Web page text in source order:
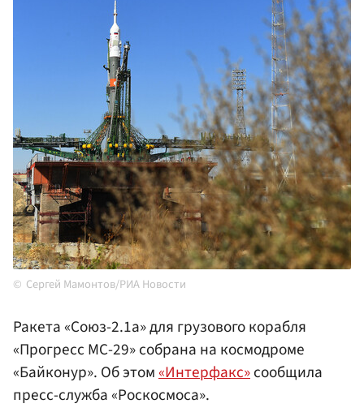
Сергей Мамонтов/РИА Новости
Ракета «Союз-2.1а» для грузового корабля
«Прогресс МС-29» собрана на космодроме
«Байконур». Об этом«Интерфакс»сообщила
пресс-служба «Роскосмоса».